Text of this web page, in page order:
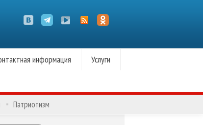
информация
Услуги
Патриотизм